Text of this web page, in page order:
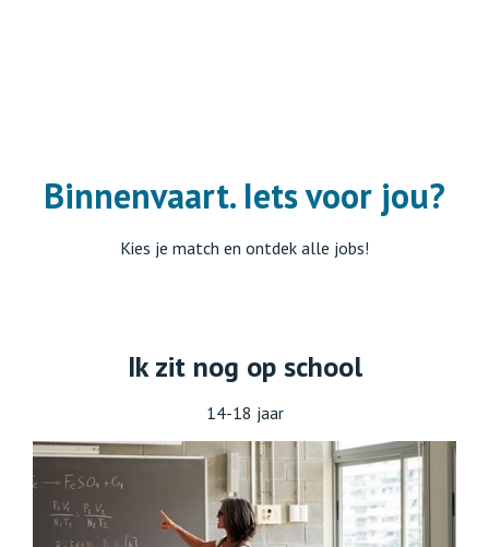
Binnenvaart. Iets voor jou?
Kies je match en ontdek alle jobs!
Ik zit nog op school
14-18 jaar